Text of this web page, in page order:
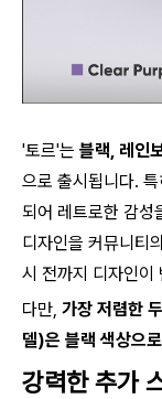
'토르'는 블랙, 레인
으로 출시됩니다.
되어 레트로한 감성
디자인을 커뮤니티
시 전까지 디자인이
다만, 가장 저렴한
델)은 블랙 색상으
강력한 추가